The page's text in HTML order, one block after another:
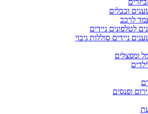
וכבלים
לרכב
לטלפונים ניידים
ניידים סוללות גיבוי
ומפצלים
ופנסים